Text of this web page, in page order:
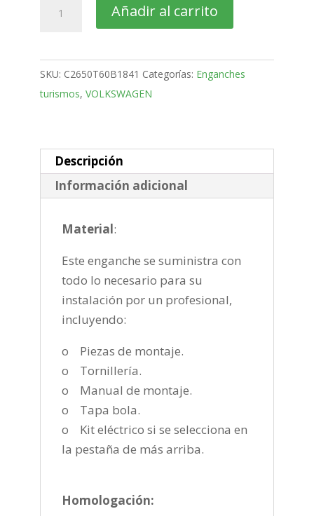
Taigo
Bola
Vertical
de
Añadir al carrito
SKU: C2650T60B1841 Categorías: Enganches
turismos, VOLKSWAGEN
Descripción
Información adicional
Material:
Este enganche se suministra con
todo lo necesario para su
instalación por un profesional,
incluyendo:
o Piezas de montaje.
o Tornillería.
o Manual de montaje.
o Tapa bola.
o Kit eléctrico si se selecciona en
la pestaña de más arriba.
Homologación: